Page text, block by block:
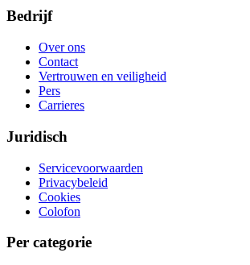
Bedrijf
Over ons
Contact
Vertrouwen en veiligheid
Pers
Carrieres
Juridisch
Servicevoorwaarden
Privacybeleid
Cookies
Colofon
Per categorie